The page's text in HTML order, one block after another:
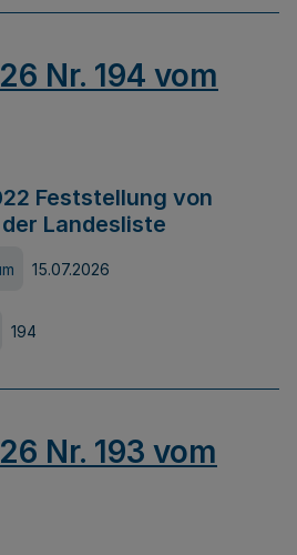
Nr. 194 vom
Feststellung von
Landesliste
15.07.2026
194
Nr. 193 vom